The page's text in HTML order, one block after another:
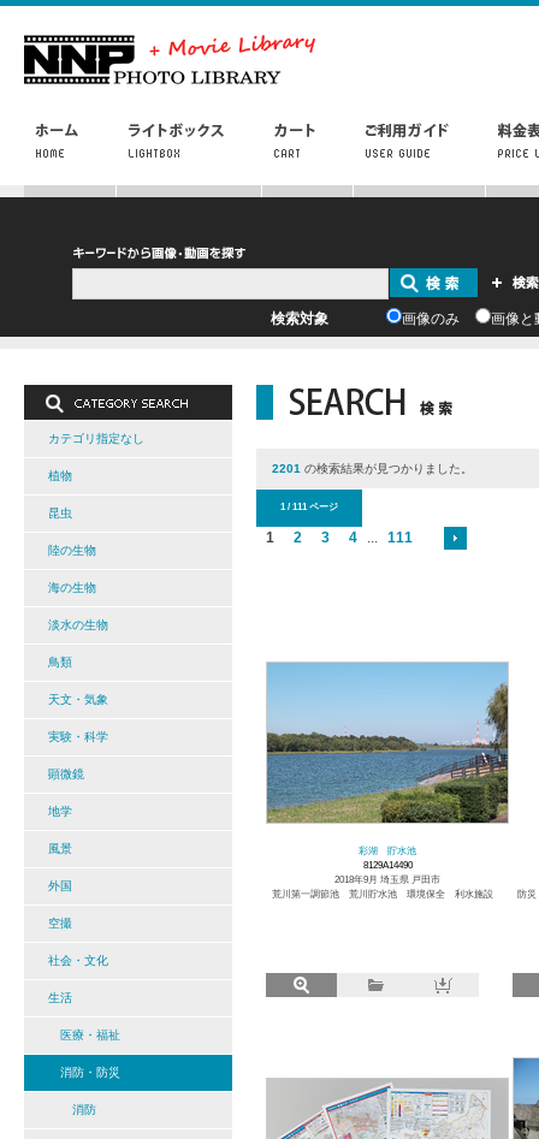
検索対象 画像のみ 画像と
カテゴリ指定なし
植物
昆虫
陸の生物
海の生物
淡水の生物
鳥類
天文・気象
実験・科学
顕微鏡
地学
風景
外国
空撮
社会・文化
生活
医療・福祉
消防・防災
消防
2201 の検索結果が見つかりました。
1 / 111 ページ
1 2 3 4 ... 111
彩湖 貯水池
8129A14490
2018年9月 埼玉県 戸田市
荒川第一調節池 荒川貯水池 環境保全 利水施設
防災